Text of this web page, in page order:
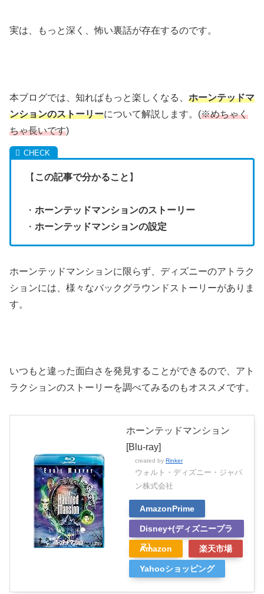
実は、もっと深く、怖い裏話が存在するのです。
本ブログでは、知ればもっと楽しくなる、 ホーンテッドマ
ンションのストーリーについて解説します。(※めちゃく
ちゃ長いです)
【 この記事で分かること 】
・ ホーンテッドマンションのストーリー
・ ホーンテッドマンションの設定
ホーンテッドマンションに限らず、ディズニーのアトラク
ションには、様々なバックグラウンドストーリーがありま
す。
いつもと違った面白さを発見することができるので、アト
ラクションのストーリーを調べてみるのもオススメです。
ホーンテッドマンション
[Blu-ray]
created by Rinker
ウォルト・ディズニー・ジャパ
ン株式会社
AmazonPrime
Disney+(ディズニープラ
ス)
Amazon 楽天市場
Yahooショッピング